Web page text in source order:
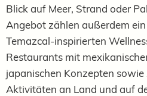
Blick auf Meer, Strand oder
Angebot zählen außerdem
Temazcal-inspirierten
Restaurants mit
japanischen Konzepten
Aktivitäten an Land und auf